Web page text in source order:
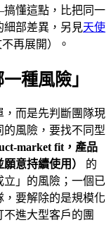
懂這點，比把同一
細部差異，另見天使
不再展開）。
種風險」
，而是先判斷團隊現
風險，要找不同型
market fit，產品
意持續使用）
的
立」的風險；一個已
，要解除的是規模化
進大型客戶的團